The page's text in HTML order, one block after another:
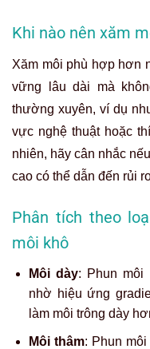
Khi nào nên xăm
Xăm môi phù hợp hơn
vững lâu dài mà
thường xuyên, ví dụ
vực nghệ thuật hoặc
nhiên, hãy cân nhắc
cao có thể dẫn đến rủi
Phân tích theo
môi khô
Môi dày: Phun môi
nhờ hiệu ứng
làm môi trông dày
Môi thâm: Phun